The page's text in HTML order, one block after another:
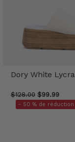
Dory White Lycra
$128.00 $99.99
- 50 % de réduction |